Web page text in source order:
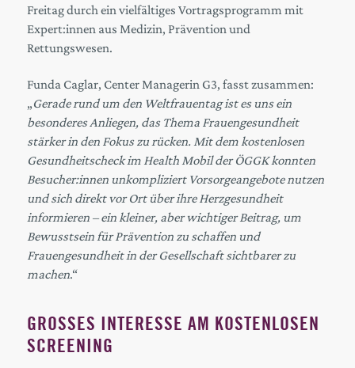
Freitag durch ein vielfältiges Vortragsprogramm mit
Expert:innen aus Medizin, Prävention und
Rettungswesen.
Funda Caglar, Center Managerin G3, fasst zusammen:
„Gerade rund um den Weltfrauentag ist es uns ein
besonderes Anliegen, das Thema Frauengesundheit
stärker in den Fokus zu rücken. Mit dem kostenlosen
Gesundheitscheck im Health Mobil der ÖGGK konnten
Besucher:innen unkompliziert Vorsorgeangebote nutzen
und sich direkt vor Ort über ihre Herzgesundheit
informieren – ein kleiner, aber wichtiger Beitrag, um
Bewusstsein für Prävention zu schaffen und
Frauengesundheit in der Gesellschaft sichtbarer zu
machen.“
GROSSES INTERESSE AM KOSTENLOSEN S
CREENING